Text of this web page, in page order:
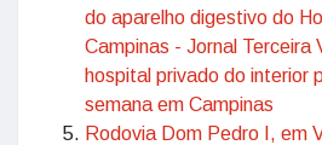
do aparelho digestivo do
Campinas - Jornal Terceira
hospital privado do interior
semana em Campinas
Rodovia Dom Pedro I, em